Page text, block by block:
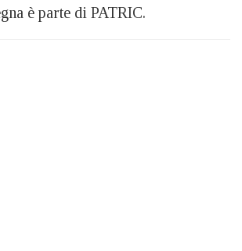
è parte di PATRIC.